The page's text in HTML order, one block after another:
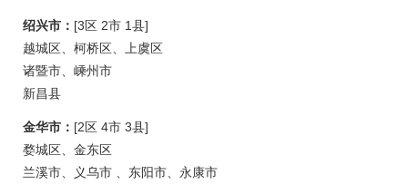
绍兴市： [3区 2市 1县]
越城区、柯桥区、上虞区
诸暨市、嵊州市
新昌县
金华市： [2区 4市 3县]
婺城区、金东区
兰溪市、义乌市 、东阳市、永康市